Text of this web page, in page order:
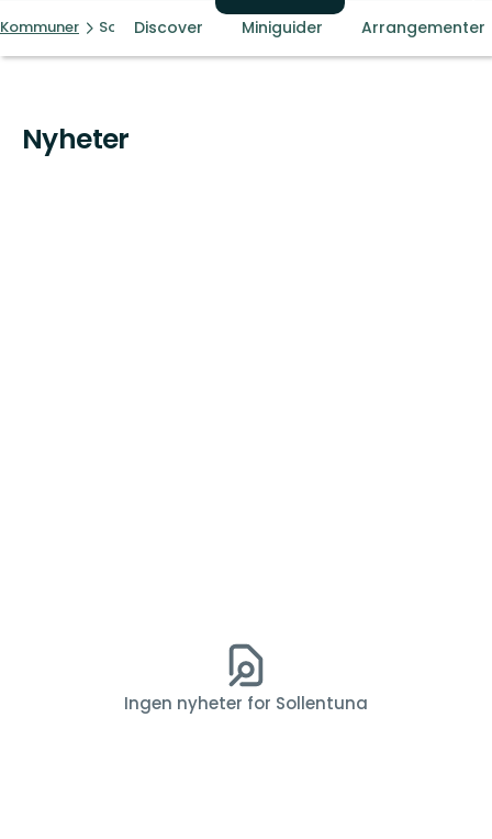
Kommuner Sollentuna
Discover Miniguider Arrangementer
Nyheter
Ingen nyheter for Sollentuna